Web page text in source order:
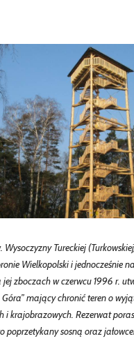
Wysoczyzny Tureckiej
Wielkopolski i jednocześnie
zboczach w czerwcu 1996 r.
Góra” mający chronić teren o
i krajobrazowych. Rezerwat
poprzetykany sosną oraz